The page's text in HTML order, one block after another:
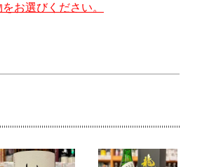
お選びください。